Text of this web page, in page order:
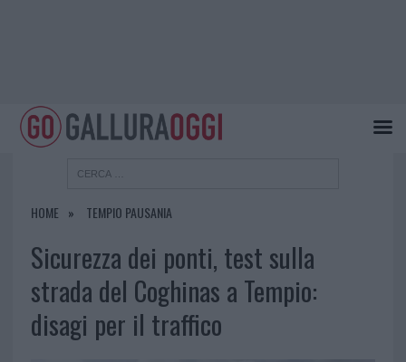
HOME TEMPIO PAUSANIA
Sicurezza dei ponti, test sulla
strada del Coghinas a Tempio:
disagi per il traffico